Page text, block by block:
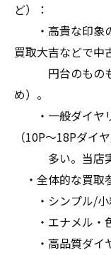
ど）：
・高貴な印象の
買取大吉などで中
円台のものも
め）。
・一般ダイヤ
（10P〜18Pダイ
多い。当店実
・全体的な買取
・シンプル/小
・エナメル・
・高品質ダイ